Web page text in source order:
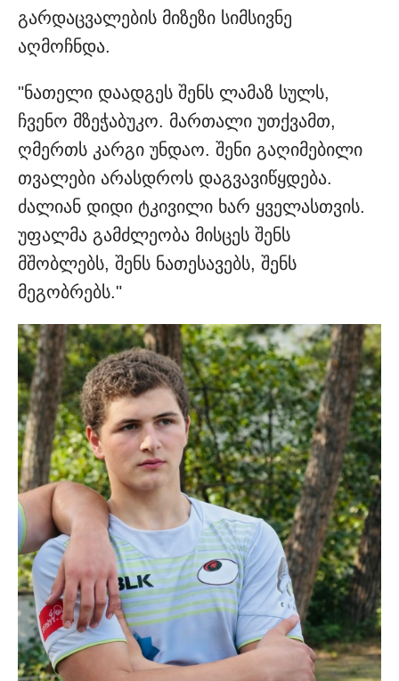
გარდაცვალების მიზეზი სიმსივნე
აღმოჩნდა.
"ნათელი დაადგეს შენს ლამაზ სულს,
ჩვენო მზეჭაბუკო. მართალი უთქვამთ,
ღმერთს კარგი უნდაო. შენი გაღიმებილი
თვალები არასდროს დაგვავიწყდება.
ძალიან დიდი ტკივილი ხარ ყველასთვის.
უფალმა გამძლეობა მისცეს შენს
მშობლებს, შენს ნათესავებს, შენს
მეგობრებს."